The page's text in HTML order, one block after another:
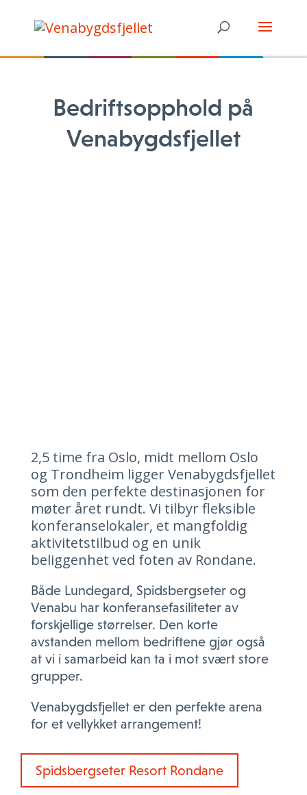
Bedriftsopphold på
Venabygdsfjellet
2,5 time fra Oslo, midt mellom Oslo
og Trondheim ligger Venabygdsfjellet
som den perfekte destinasjonen for
møter året rundt. Vi tilbyr fleksible
konferanselokaler, et mangfoldig
aktivitetstilbud og en unik
beliggenhet ved foten av Rondane.
Både Lundegard, Spidsbergseter og
Venabu har konferansefasiliteter av
forskjellige størrelser. Den korte
avstanden mellom bedriftene gjør også
at vi i samarbeid kan ta i mot svært store
grupper.
Venabygdsfjellet er den perfekte arena
for et vellykket arrangement!
Spidsbergseter Resort Rondane